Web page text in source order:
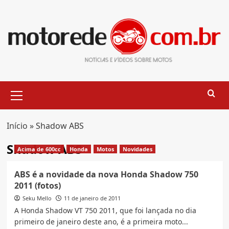
content
Menu
Início »Shadow ABS
Shadow ABS
Acima de 600cc Honda Motos Novidades
ABS é a novidade da nova Honda Shadow 750
2011 (fotos)
Seku Mello 11 de janeiro de 2011
A Honda Shadow VT 750 2011, que foi lançada no dia
primeiro de janeiro deste ano, é a primeira moto...